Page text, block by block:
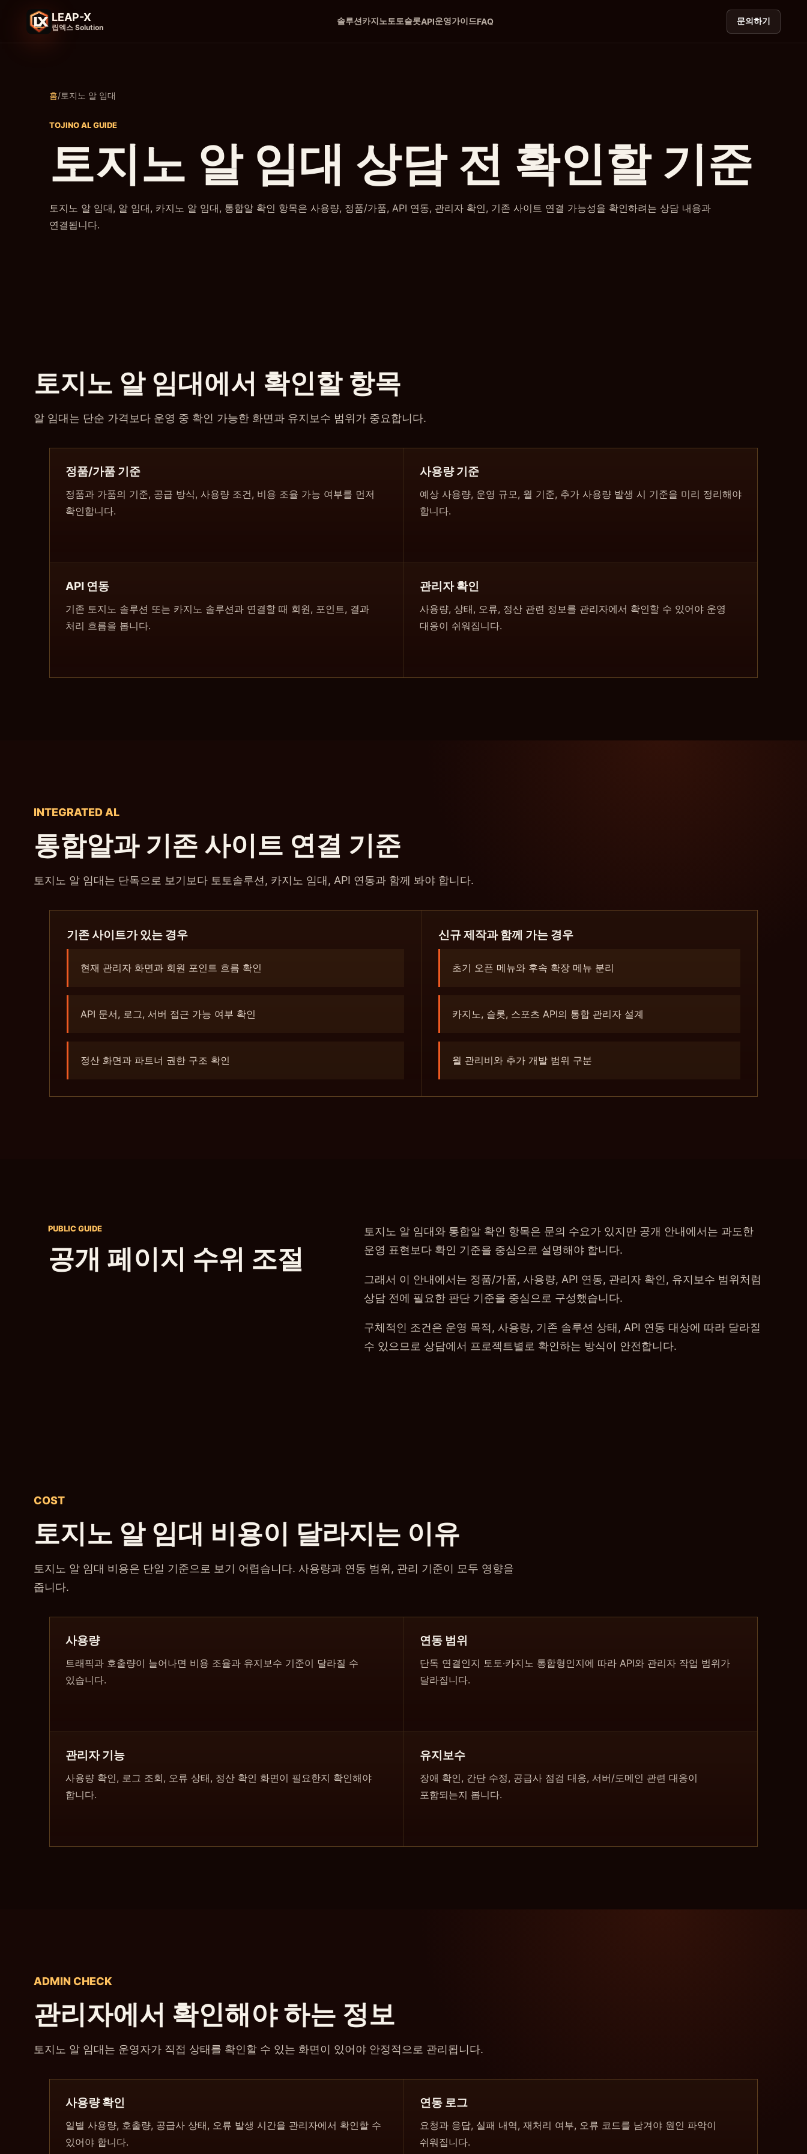
LEAP-X
립엑스 Solution
솔루션카지노토토슬롯API운영가이드FAQ 문의하기
홈/토지노 알 임대
TOJINO AL GUIDE
토지노 알 임대 상담 전 확인할 기준
토지노 알 임대, 알 임대, 카지노 알 임대, 통합알 확인 항목은 사용량, 정품/가품, API 연동, 관리자 확인, 기존 사이트 연결 가능성을 확인하려는 상담 내용과
연결됩니다.
토지노 알 임대에서 확인할 항목
알 임대는 단순 가격보다 운영 중 확인 가능한 화면과 유지보수 범위가 중요합니다.
정품/가품 기준
정품과 가품의 기준, 공급 방식, 사용량 조건, 비용 조율 가능 여부를 먼저
확인합니다.
사용량 기준
예상 사용량, 운영 규모, 월 기준, 추가 사용량 발생 시 기준을 미리 정리해야
합니다.
API 연동
기존 토지노 솔루션 또는 카지노 솔루션과 연결할 때 회원, 포인트, 결과
처리 흐름을 봅니다.
관리자 확인
사용량, 상태, 오류, 정산 관련 정보를 관리자에서 확인할 수 있어야 운영
대응이 쉬워집니다.
INTEGRATED AL
통합알과 기존 사이트 연결 기준
토지노 알 임대는 단독으로 보기보다 토토솔루션, 카지노 임대, API 연동과 함께 봐야 합니다.
기존 사이트가 있는 경우
현재 관리자 화면과 회원 포인트 흐름 확인
API 문서, 로그, 서버 접근 가능 여부 확인
정산 화면과 파트너 권한 구조 확인
신규 제작과 함께 가는 경우
초기 오픈 메뉴와 후속 확장 메뉴 분리
카지노, 슬롯, 스포츠 API의 통합 관리자 설계
월 관리비와 추가 개발 범위 구분
PUBLIC GUIDE
공개 페이지 수위 조절
토지노 알 임대와 통합알 확인 항목은 문의 수요가 있지만 공개 안내에서는 과도한
운영 표현보다 확인 기준을 중심으로 설명해야 합니다.
그래서 이 안내에서는 정품/가품, 사용량, API 연동, 관리자 확인, 유지보수 범위처럼
상담 전에 필요한 판단 기준을 중심으로 구성했습니다.
구체적인 조건은 운영 목적, 사용량, 기존 솔루션 상태, API 연동 대상에 따라 달라질
수 있으므로 상담에서 프로젝트별로 확인하는 방식이 안전합니다.
COST
토지노 알 임대 비용이 달라지는 이유
토지노 알 임대 비용은 단일 기준으로 보기 어렵습니다. 사용량과 연동 범위, 관리 기준이 모두 영향을
줍니다.
사용량
트래픽과 호출량이 늘어나면 비용 조율과 유지보수 기준이 달라질 수
있습니다.
연동 범위
단독 연결인지 토토·카지노 통합형인지에 따라 API와 관리자 작업 범위가
달라집니다.
관리자 기능
사용량 확인, 로그 조회, 오류 상태, 정산 확인 화면이 필요한지 확인해야
합니다.
유지보수
장애 확인, 간단 수정, 공급사 점검 대응, 서버/도메인 관련 대응이
포함되는지 봅니다.
ADMIN CHECK
관리자에서 확인해야 하는 정보
토지노 알 임대는 운영자가 직접 상태를 확인할 수 있는 화면이 있어야 안정적으로 관리됩니다.
사용량 확인
일별 사용량, 호출량, 공급사 상태, 오류 발생 시간을 관리자에서 확인할 수
있어야 합니다.
연동 로그
요청과 응답, 실패 내역, 재처리 여부, 오류 코드를 남겨야 원인 파악이
쉬워집니다.